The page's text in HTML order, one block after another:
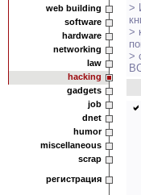
web building
software
hardware
networking
law
hacking
gadgets
job
dnet
humor
miscellaneous
scrap
регистрация
>
>
>